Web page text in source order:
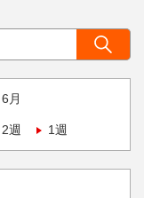
6月
2週 1週